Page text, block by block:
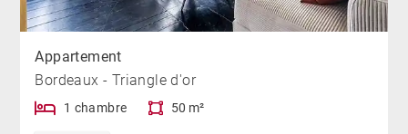
Appartement
Bordeaux - Triangle d'or
1 chambre 50 m²